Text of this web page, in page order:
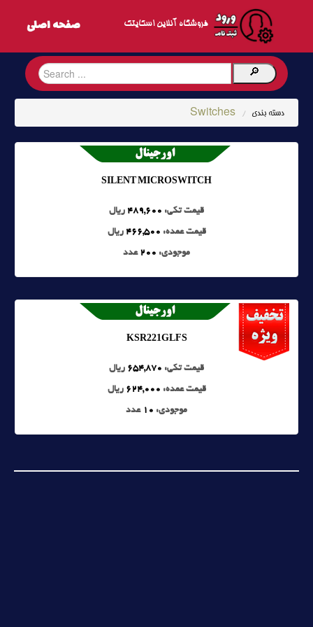
فروشگاه آنلاین اسکایتک
دسته بندی /
Switches
SILENT MICROSWITCH
قیمت تکی: 489,600 ریال
قیمت عمده: 466,500 ریال
موجودی: 200 عدد
KSR221GLFS
قیمت تکی: 654,870 ریال
قیمت عمده: 624,000 ریال
موجودی: 10 عدد